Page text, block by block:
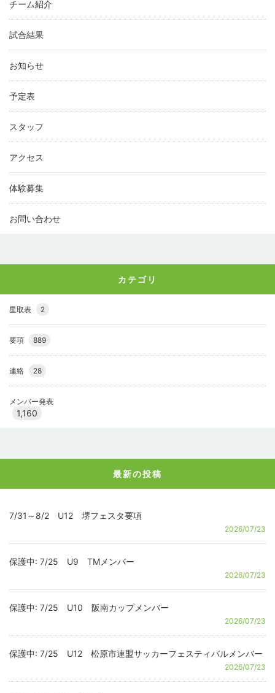
チーム紹介
試合結果
お知らせ
予定表
スタッフ
アクセス
体験募集
お問い合わせ
カテゴリ
星取表 2
要項 889
連絡 28
メンバー発表
1,160
最新の投稿
7/31～8/2 U12 堺フェスタ要項
2026/07/23
保護中: 7/25 U9 TMメンバー
2026/07/23
保護中: 7/25 U10 阪南カップメンバー
2026/07/23
保護中: 7/25 U12 松原市連盟サッカーフェスティバルメンバー
2026/07/23